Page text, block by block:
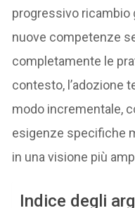
progressivo ricambio
nuove competenze
completamente le
contesto, l’adozione
modo incrementale,
esigenze specifiche
in una visione più
Indice degli